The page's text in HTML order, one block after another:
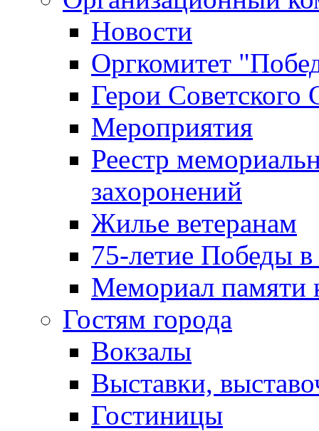
Новости
Оргкомитет
Герои Советского
Мероприятия
Реестр
захоронений
Жилье ветеранам
75-летие Победы
Мемориал памяти
Гостям города
Вокзалы
Выставки,
Гостиницы